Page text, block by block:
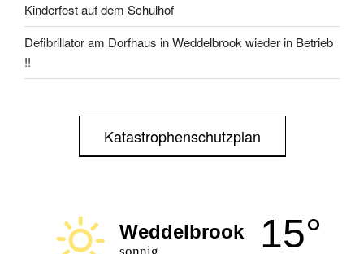
Kinderfest auf dem Schulhof
Defibrillator am Dorfhaus in Weddelbrook wieder in Betrieb
!!
Katastrophenschutzplan
Weddelbrook 15°